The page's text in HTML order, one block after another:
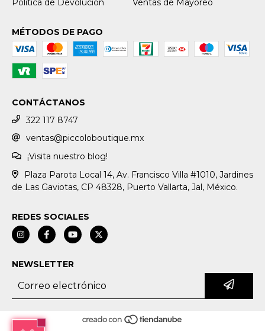
MÉTODOS DE PAGO
CONTÁCTANOS
322 117 8747
ventas@piccoloboutique.mx
¡Visita nuestro blog!
Plaza Parota Local 14, Av. Francisco Villa #1010, Jardines
de Las Gaviotas, CP 48328, Puerto Vallarta, Jal, México.
REDES SOCIALES
NEWSLETTER